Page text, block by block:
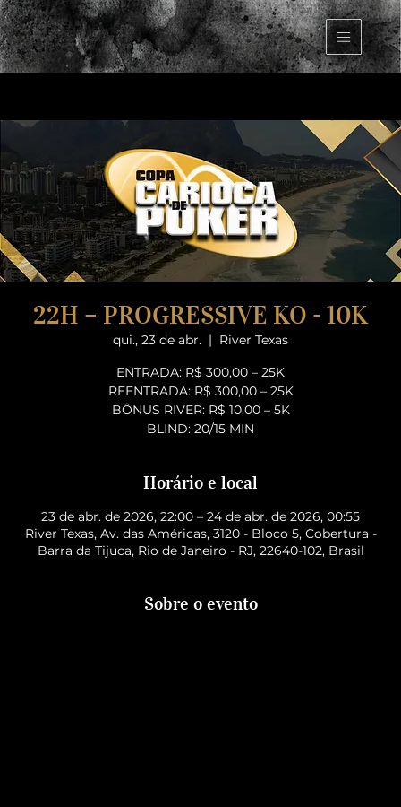
22H – PROGRESSIVE KO - 10K
qui., 23 de abr.
  |
River Texas
ENTRADA: R$ 300,00 – 25K
REENTRADA: R$ 300,00 – 25K
BÔNUS RIVER: R$ 10,00 – 5K
BLIND: 20/15 MIN
Horário e local
23 de abr. de 2026, 22:00 – 24 de abr. de 2026, 00:55
River Texas, Av. das Américas, 3120 - Bloco 5, Cobertura -
Barra da Tijuca, Rio de Janeiro - RJ, 22640-102, Brasil
Sobre o evento